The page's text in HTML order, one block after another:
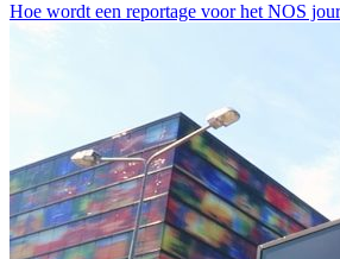
Hoe wordt een reportage voor het NOS